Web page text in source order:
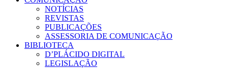
NOTÍCIAS
REVISTAS
PUBLICAÇÕES
ASSESSORIA DE COMUNICAÇÃO
BIBLIOTECA
D’PLÁCIDO DIGITAL
LEGISLAÇÃO